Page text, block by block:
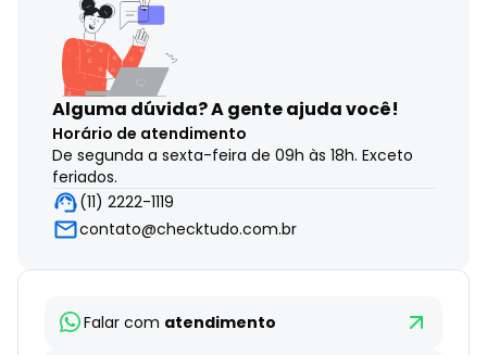
Alguma dúvida?A gente ajuda você!
Horário de atendimento
De segunda a sexta-feira de 09h às 18h. Exceto
feriados.
(11) 2222-1119
contato@checktudo.com.br
Falar com atendimento